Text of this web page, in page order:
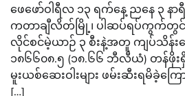
ဖေဖော်ဝါရီလ ၁၃ ရက်နေ့ ညနေ ၃ နာ
ကတာချီလိတ်မြို့၊ ပါဆပ်ရပ်ကွက်တွင်
လိုင်စင်မဲ့ယာဉ် ၃ စီးနဲ့အတူ ကျပ်သိန်းပ
၁၈၆၆၀၈.၅ (၁၈.၆၆ ဘီလီယံ) တန်ဖိုး
မူးယစ်ဆေးဝါးများ ဖမ်းဆီးရမိခဲ့ကြေ
[…]